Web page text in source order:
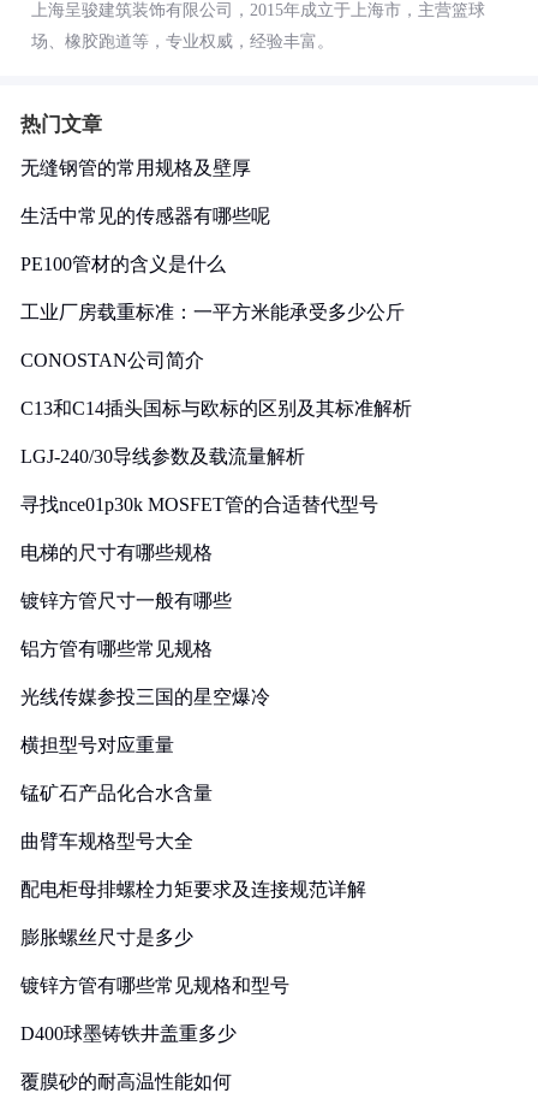
上海呈骏建筑装饰有限公司，2015年成立于上海市，主营篮球
场、橡胶跑道等，专业权威，经验丰富。
热门文章
无缝钢管的常用规格及壁厚
生活中常见的传感器有哪些呢
PE100管材的含义是什么
工业厂房载重标准：一平方米能承受多少公斤
CONOSTAN公司简介
C13和C14插头国标与欧标的区别及其标准解析
LGJ-240/30导线参数及载流量解析
寻找nce01p30k MOSFET管的合适替代型号
电梯的尺寸有哪些规格
镀锌方管尺寸一般有哪些
铝方管有哪些常见规格
光线传媒参投三国的星空爆冷
横担型号对应重量
锰矿石产品化合水含量
曲臂车规格型号大全
配电柜母排螺栓力矩要求及连接规范详解
膨胀螺丝尺寸是多少
镀锌方管有哪些常见规格和型号
D400球墨铸铁井盖重多少
覆膜砂的耐高温性能如何